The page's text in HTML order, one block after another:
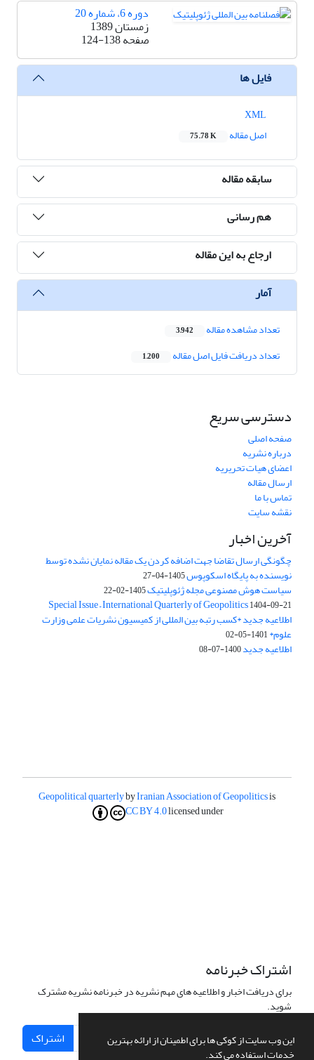
این وب سایت از کوکی ها برای اطمینان از ارائه بهترین
خدمات استفاده می کند.
دوره 6، شماره 20
زمستان 1389
صفحه124-138
فایل ها
اصل مقاله
75.78 K
سابقه مقاله
هم رسانی
ارجاع به این مقاله
آمار
تعداد مشاهده مقاله 3,942
تعداد دریافت فایل اصل مقاله 1,200
دسترسی سریع
صفحه اصلی
درباره نشریه
اعضای هیات تحریریه
ارسال مقاله
تماس با ما
نقشه سایت
آخرین اخبار
چگونگی ارسال تقاضا جهت اضافه کردن یک مقاله نمایان نشده توسط
نویسنده به پایگاه اسکوپوس1405-04-27
سیاست هوش مصنوعی مجله ژئوپلیتیک1405-02-22
Special Issue – International Quarterly of Geopolitics1404-09-21
اطلاعیه جدید *کسب رتبه بین المللی از کمیسیون نشریات علمی وزارت
علوم*1401-05-02
اطلاعیه جدید1400-07-08
Geopolitical quarterlybyIranian Association of Geopoliticsis
licensed under
CC BY 4.0
اشتراک خبرنامه
برای دریافت اخبار و اطلاعیه های مهم نشریه در خبرنامه نشریه مشترک
شوید.
اشتراک